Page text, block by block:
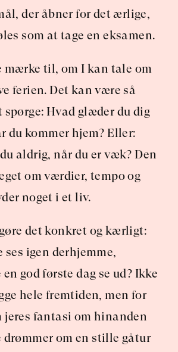
der åbner for det ærlige,
som at tage en eksamen.
mærke til, om I kan tale om
ferien. Det kan være så
spørge: Hvad glæder du dig
du kommer hjem? Eller:
aldrig, når du er væk? Den
om værdier, tempo og
noget i et liv.
det konkret og kærligt:
igen derhjemme,
god første dag se ud? Ikke
hele fremtiden, men for
jeres fantasi om hinanden
drømmer om en stille gåtur